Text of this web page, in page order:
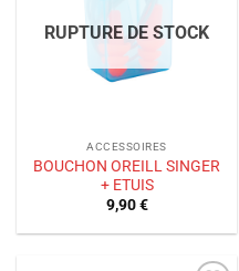
RUPTURE DE STOCK
ACCESSOIRES
BOUCHON OREILL SINGER
+ ETUIS
9,90€